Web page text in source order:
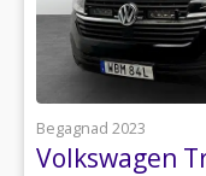
Begagnad 2023